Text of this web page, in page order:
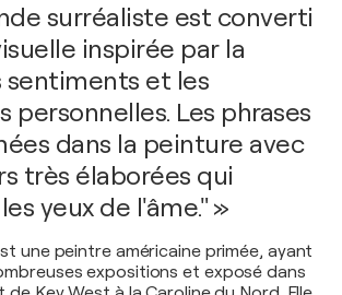
surréaliste est converti
inspirée par la
sentiments et les
personnelles. Les phrases
dans la peinture avec
très élaborées qui
yeux de l'âme." »
une peintre américaine primée, ayant
expositions et exposé dans